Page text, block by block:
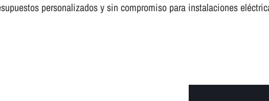
personalizados y sin compromiso para instalaciones